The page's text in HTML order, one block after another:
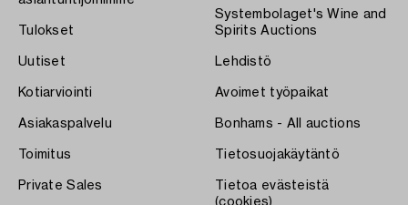
Tulokset
Uutiset
Kotiarviointi
Asiakaspalvelu
Toimitus
Private Sales
Systembolaget's Wine and
Spirits Auctions
Lehdistö
Avoimet työpaikat
Bonhams - All auctions
Tietosuojakäytäntö
Tietoa evästeistä
(cookies)